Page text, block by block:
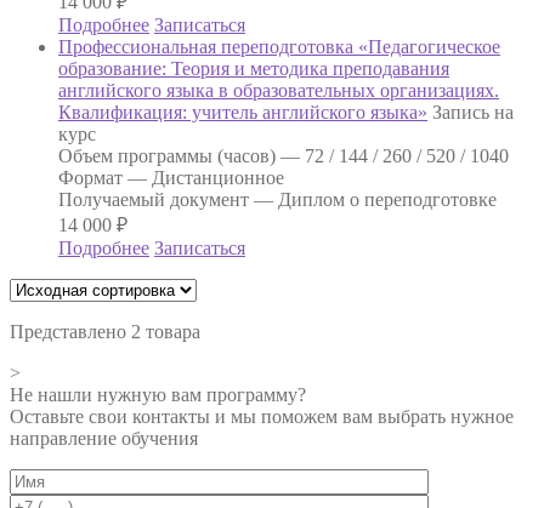
Подробнее Записаться
Профессиональная переподготовка «Педагогическое
образование: Теория и методика преподавания
английского языка в образовательных организациях.
Квалификация: учитель английского языка» Запись на
курс
Объем программы (часов) — 72 / 144 / 260 / 520 / 1040
Формат — Дистанционное
Получаемый документ — Диплом о переподготовке
14 000 ₽
Подробнее Записаться
Представлено 2 товара
>
Не нашли нужную вам программу?
Оставьте свои контакты и мы поможем вам выбрать нужное
направление обучения